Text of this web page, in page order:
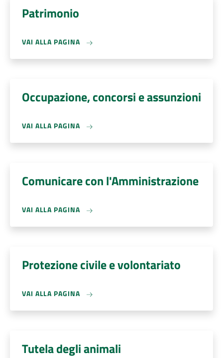
Patrimonio
VAI ALLA PAGINA
Occupazione, concorsi e assunzioni
VAI ALLA PAGINA
Comunicare con l'Amministrazione
VAI ALLA PAGINA
Protezione civile e volontariato
VAI ALLA PAGINA
Tutela degli animali